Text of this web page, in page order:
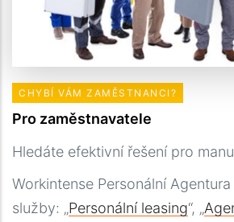
CHYBÍ VÁM ZAMĚSTNANCI?
Pro zaměstnavatele
Hledáte efektivní řešení pro
Workintense Personální
služby: „Personální leasing“, „